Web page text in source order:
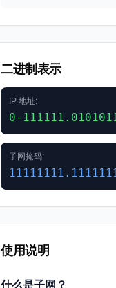
二进制表示
IP 地址:
0-
子网掩码:
使用说明
什么是子网？